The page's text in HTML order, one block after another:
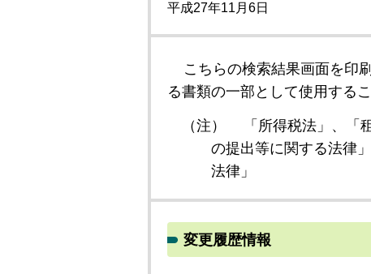
平成27年11月6日
こちらの検索結果画面を印
る書類の一部として使用する
（注）
「所得税法」、
の提出等に関する法律
法律」
変更履歴情報